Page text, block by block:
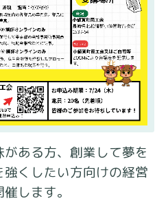
ある方、創業して夢を
くしたい方向けの経営
します。